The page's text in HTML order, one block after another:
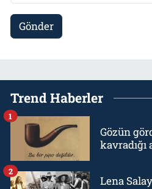
Gönder
Trend Haberler
Gözün
1
Lena
2